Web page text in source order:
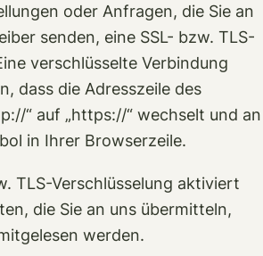
oder Anfragen, die Sie an
senden, eine SSL- bzw. TLS-
verschlüsselte Verbindung
dass die Adresszeile des
“ auf „https://“ wechselt und an
in Ihrer Browserzeile.
TLS-Verschlüsselung aktiviert
die Sie an uns übermitteln,
werden.